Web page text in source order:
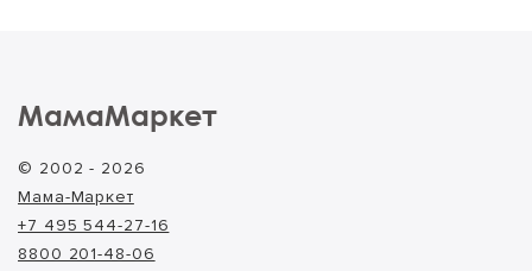
МамаМаркет
© 2002 - 2026
Мама-Маркет
+7 495 544-27-16
8800 201-48-06